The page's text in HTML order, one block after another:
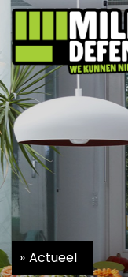
Actueel